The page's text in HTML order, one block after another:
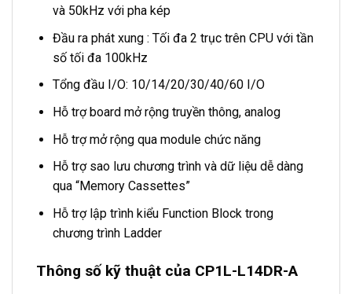
và 50kHz với pha kép
Đầu ra phát xung : Tối đa 2 trục trên CPU với tần
số tối đa 100kHz
Tổng đầu I/O: 10/14/20/30/40/60 I/O
Hỗ trợ board mở rộng truyền thông, analog
Hỗ trợ mở rộng qua module chức năng
Hỗ trợ sao lưu chương trình và dữ liệu dễ dàng
qua “Memory Cassettes”
Hỗ trợ lập trình kiểu Function Block trong
chương trình Ladder
Thông số kỹ thuật của CP1L-L14DR-A